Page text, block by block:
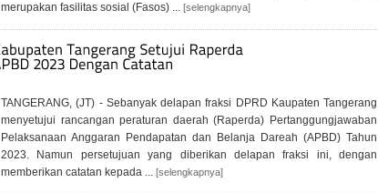
merupakan fasilitas sosial (Fasos) ... [selengkapnya]
TANGERANG, (JT) - Sebanyak delapan fraksi DPRD Kaupaten Tangerang
menyetujui rancangan peraturan daerah (Raperda) Pertanggungjawaban
Pelaksanaan Anggaran Pendapatan dan Belanja Dareah (APBD) Tahun
2023. Namun persetujuan yang diberikan delapan fraksi ini, dengan
memberikan catatan kepada ... [selengkapnya]